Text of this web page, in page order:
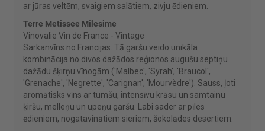
ar jūras veltēm, svaigiem salātiem, zivju ēdieniem.
Terre Metissee Milesime
Vinovalie Vin de France - Vintage
Sarkanvīns no Francijas. Tā garšu veido unikāla
kombinācija no divos dažādos reģionos augušu septiņu
dažādu šķirņu vīnogām ('Malbec', 'Syrah', 'Braucol',
'Grenache', 'Negrette', 'Carignan', 'Mourvèdre'). Sauss, ļoti
aromātisks vīns ar tumšu, intensīvu krāsu un samtainu
ķiršu, melleņu un upeņu garšu. Labi sader ar pīles
ēdieniem, nogatavinātiem sieriem, šokolādes desertiem.